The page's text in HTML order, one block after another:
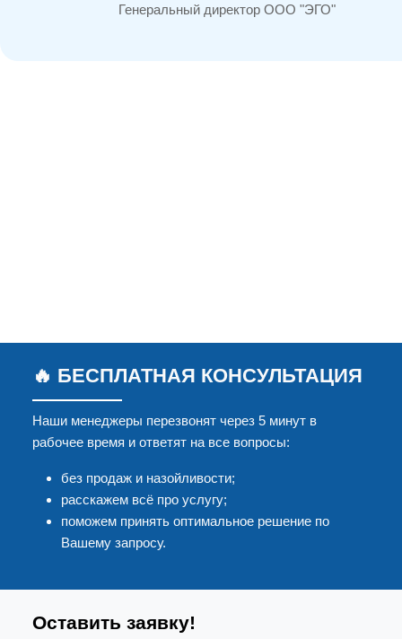
Генеральный директор ООО "ЭГО"
🔥 БЕСПЛАТНАЯ КОНСУЛЬТАЦИЯ
Наши менеджеры перезвонят через 5 минут в
рабочее время и ответят на все вопросы:
без продаж и назойливости;
расскажем всё про услугу;
поможем принять оптимальное решение по
Вашему запросу.
Оставить заявку!